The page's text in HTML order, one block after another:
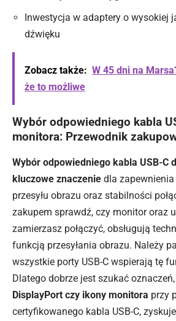
Inwestycja w adaptery o wysokiej
dźwięku
Zobacz także: W 45 dni na
że to możliwe
Wybór odpowiedniego kabla
monitora: Przewodnik
Wybór odpowiedniego kabla USB-C
kluczowe znaczenie dla
przesyłu obrazu oraz stabilności
zakupem sprawdź, czy monitor oraz
zamierzasz połączyć, obsługują
funkcją przesyłania obrazu. Należy
wszystkie porty USB-C wspierają tę
Dlatego dobrze jest szukać
DisplayPort czy ikony monitora przy
certyfikowanego kabla USB-C,